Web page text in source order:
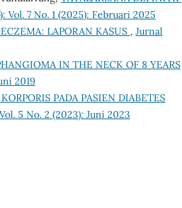
Vol. 7 No. 1 (2025): Februari 2025
LAPORAN KASUS , Jurnal
IN THE NECK OF 8 YEARS
2019
PADA PASIEN DIABETES
5 No. 2 (2023): Juni 2023